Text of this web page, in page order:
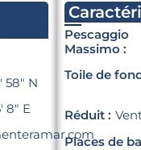
58″ N
1° 25′ 8″ E
Pescaggio
Massimo :
Toile de
Réduit :
Places de